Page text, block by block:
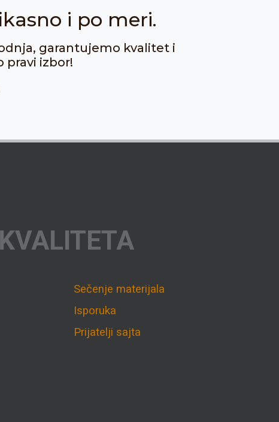
i po meri.
garantujemo kvalitet i
pravi izbor!
Sečenje materijala
Isporuka
Prijatelji sajta